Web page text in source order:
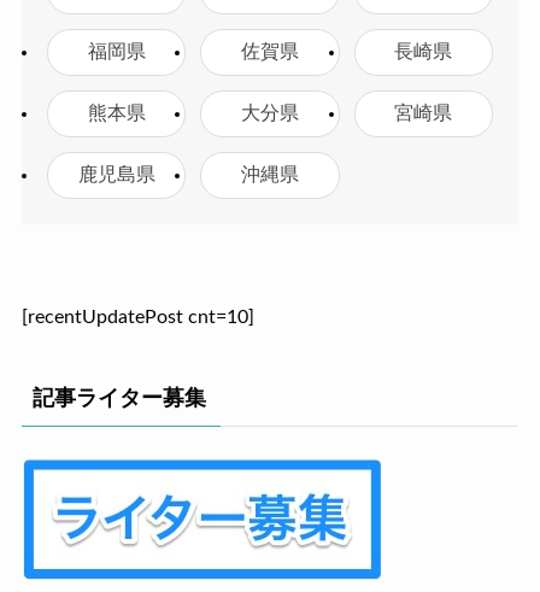
福岡県 佐賀県 長崎県
熊本県 大分県 宮崎県
鹿児島県 沖縄県
[recentUpdatePost cnt=10]
記事ライター募集